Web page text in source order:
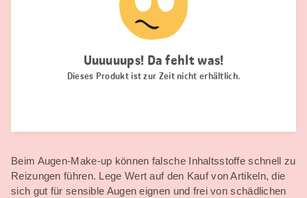
Beim Augen-Make-up können falsche Inhaltsstoffe schnell zu
Reizungen führen. Lege Wert auf den Kauf von Artikeln, die
sich gut für sensible Augen eignen und frei von schädlichen